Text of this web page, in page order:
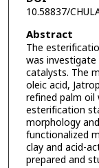
10.58837/
Abstract
The
was
catalysts. The
oleic acid,
refined palm oil
esterification
morphology
functionalized
clay and acid-
prepared and